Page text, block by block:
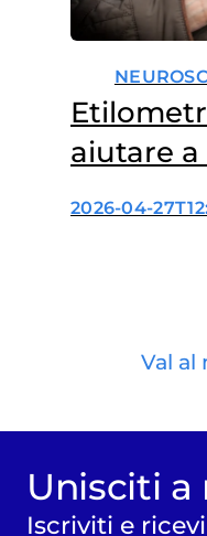
aiutare
2026-04-
Val al
Unisciti a
Iscriviti e